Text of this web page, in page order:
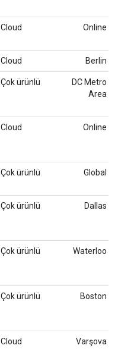
Cloud Online
Cloud Berlin
Çok ürünlü
DC Metro
Area
Cloud Online
Çok ürünlü Global
Çok ürünlü Dallas
Çok ürünlü Waterloo
Çok ürünlü Boston
Cloud Varşova